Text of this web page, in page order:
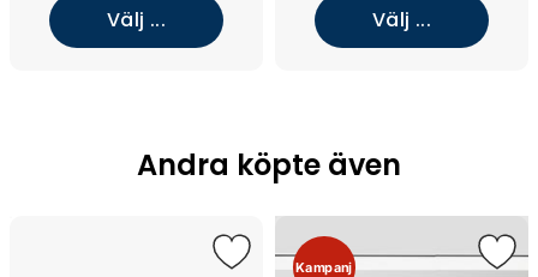
Välj ... Välj ...
Andra köpte även
Kampanj